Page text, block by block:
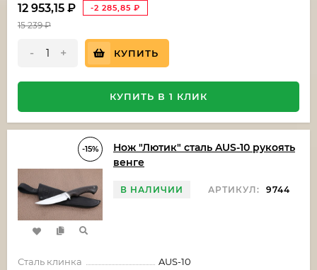
12 953,15 ₽ -2 285,85 ₽
15 239₽
- + КУПИТЬ
КУПИТЬ В 1 КЛИК
-15%
Нож "Лютик" сталь AUS-10 рукоять
венге
В НАЛИЧИИ АРТИКУЛ: 9744
Сталь клинка
AUS-10